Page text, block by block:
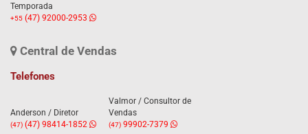
Temporada
+55 (47) 92000-2953
Central de Vendas
Telefones
Anderson / Diretor
(47) (47) 98414-1852
Valmor / Consultor de
Vendas
(47)99902-7379